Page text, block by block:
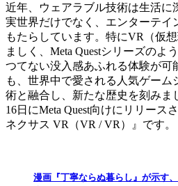
近年、ウェアラブル技術は生活に
実世界だけでなく、エンターテイ
もたらしています。特にVR（仮
ましく、Meta Questシリーズのよ
つてない没入感あふれる体験が可
も、世界中で愛される人気ゲー
術と融合し、新たな歴史を刻みま
16日にMeta Quest向けにリリース
ネクサス VR（VR / VR）』です。
漫画『丁寧ならぬ暮らし』が示す